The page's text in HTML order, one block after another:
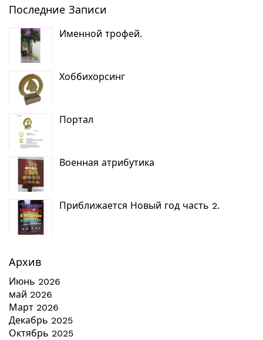
Последние Записи
Именной трофей.
Хоббихорсинг
Портал
Военная атрибутика
Приближается Новый год часть 2.
Архив
Июнь 2026
май 2026
Март 2026
Декабрь 2025
Октябрь 2025